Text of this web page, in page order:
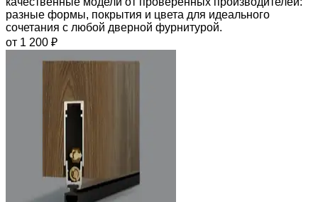
разные формы, покрытия и цвета для идеального
сочетания с любой дверной фурнитурой.
от 1 200 ₽